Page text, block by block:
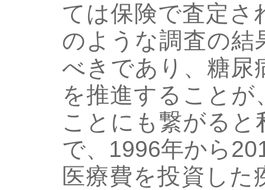
ては保険で査定さ
のような調査の結
べきであり、糖尿
を推進することが
ことにも繋がると
で、1996年から
医療費を投資した